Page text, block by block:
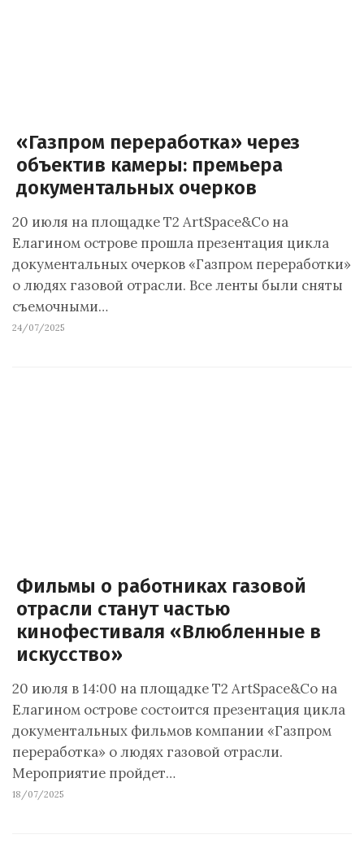
«Газпром переработка» через
объектив камеры: премьера
документальных очерков
20 июля на площадке T2 ArtSpace&Co на
Елагином острове прошла презентация цикла
документальных очерков «Газпром переработки»
о людях газовой отрасли. Все ленты были сняты
съемочными…
24/07/2025
Фильмы о работниках газовой
отрасли станут частью
кинофестиваля «Влюбленные в
искусство»
20 июля в 14:00 на площадке T2 ArtSpace&Co на
Елагином острове состоится презентация цикла
документальных фильмов компании «Газпром
переработка» о людях газовой отрасли.
Мероприятие пройдет…
18/07/2025